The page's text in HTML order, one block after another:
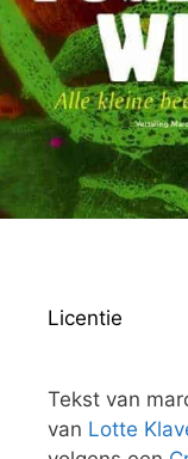
Licentie
Tekst van
van Lotte